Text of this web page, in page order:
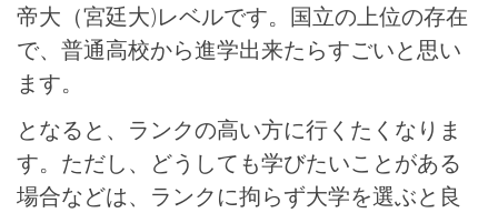
帝大（宮廷大)レベルです。国立の上位の存在
で、普通高校から進学出来たらすごいと思い
ます。
となると、ランクの高い方に行くたくなりま
す。ただし、どうしても学びたいことがある
場合などは、ランクに拘らず大学を選ぶと良